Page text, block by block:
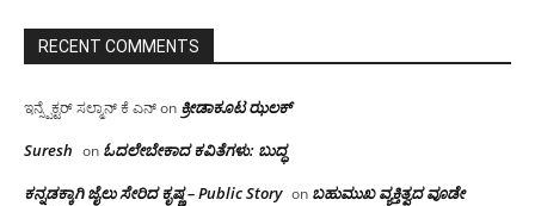
RECENT COMMENTS
ಇನ್ಸ್ಪೆಕ್ಟರ್ ಸಲ್ಮಾನ್ ಕೆ ಎನ್on ಕ್ರೀಡಾಕೂಟ ಝಲಕ್
Suresh on ಓದಲೇಬೇಕಾದ‌ ಕವಿತೆಗಳು: ಬುದ್ಧ
ಕನ್ನಡಕ್ಕಾಗಿ ಜೈಲು ಸೇರಿದ ಕೃಷ್ಣ – Public Story on ಬಹುಮುಖ ವ್ಯಕ್ತಿತ್ವದ ವೂಡೇ